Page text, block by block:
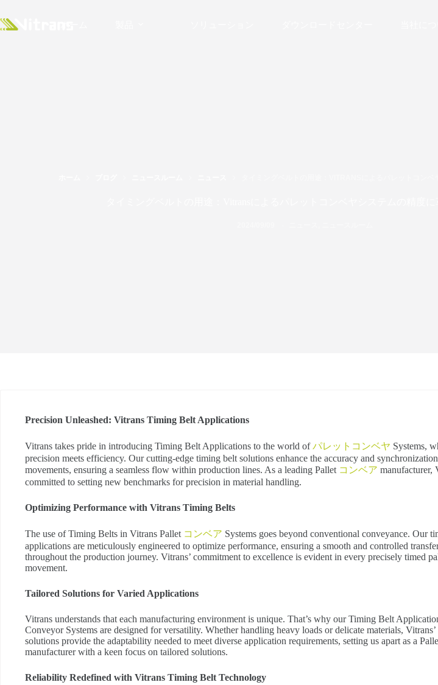
Precision Unleashed: Vitrans Timing Belt Applications
Vitrans takes pride in introducing Timing Belt Applications to the world ofパレットコンベヤ Systems,
precision meets efficiency. Our cutting-edge timing belt solutions enhance the accuracy and
movements, ensuring a seamless flow within production lines. As a leading Pallet コンベア manufacturer,
committed to setting new benchmarks for precision in material handling.
Optimizing Performance with Vitrans Timing Belts
The use of Timing Belts in Vitrans Pallet コンベア Systems goes beyond conventional conveyance. Our
applications are meticulously engineered to optimize performance, ensuring a smooth and controlled
throughout the production journey. Vitrans’ commitment to excellence is evident in every precisely timed
movement.
Tailored Solutions for Varied Applications
Vitrans understands that each manufacturing environment is unique. That’s why our Timing Belt
Conveyor Systems are designed for versatility. Whether handling heavy loads or delicate materials,
solutions provide the adaptability needed to meet diverse application requirements, setting us apart as a
manufacturer with a keen focus on tailored solutions.
Reliability Redefined with Vitrans Timing Belt Technology